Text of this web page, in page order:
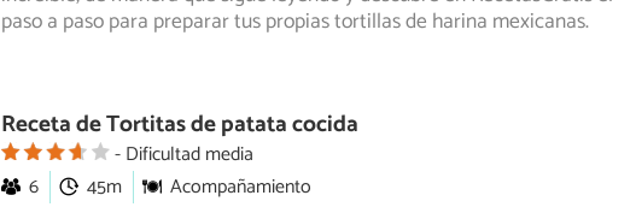
paso a paso para preparar tus propias tortillas de harina mexicanas.
Receta de Tortitas de patata cocida
Dificultad media
6
45m Acompañamiento